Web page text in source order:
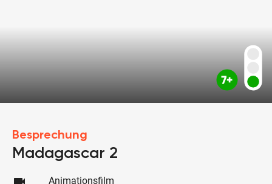
Besprechung
Madagascar 2
Animationsfilm